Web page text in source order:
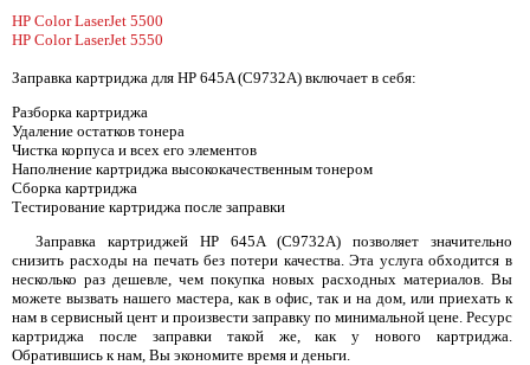
HP Color LaserJet 5500
HP Color LaserJet 5550
Заправка картриджа для HP 645A (C9732A) включает в себя:
Разборка картриджа
Удаление остатков тонера
Чистка корпуса и всех его элементов
Наполнение картриджа высококачественным тонером
Сборка картриджа
Тестирование картриджа после заправки
Заправка картриджей HP 645A (C9732A) позволяет значительно
снизить расходы на печать без потери качества. Эта услуга обходится в
несколько раз дешевле, чем покупка новых расходных материалов. Вы
можете вызвать нашего мастера, как в офис, так и на дом, или приехать к
нам в сервисный цент и произвести заправку по минимальной цене. Ресурс
картриджа после заправки такой же, как у нового картриджа.
Обратившись к нам, Вы экономите время и деньги.